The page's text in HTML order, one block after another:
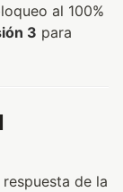
al 100%
3 para
de la